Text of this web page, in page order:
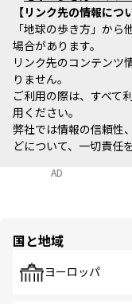
リンク先の情報につ
「地球の歩き方」か
場合があります。
リンク先のコンテンツ
りません。
ご利用の際は、すべて
用ください。
弊社では情報の信頼性
どについて、一切責任
AD
国と地域
ヨーロッパ